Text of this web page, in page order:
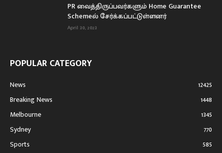
PR வைத்திருப்பவர்களும் Home Guarantee
Schemeல் சேர்க்கப்பட்டுள்ளனர்
April 30, 2023
POPULAR CATEGORY
News
12425
Breaking News
1448
Melbourne
1345
Sydney
770
Sports
585